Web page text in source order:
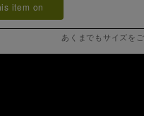
item on
あくまでもサイズを